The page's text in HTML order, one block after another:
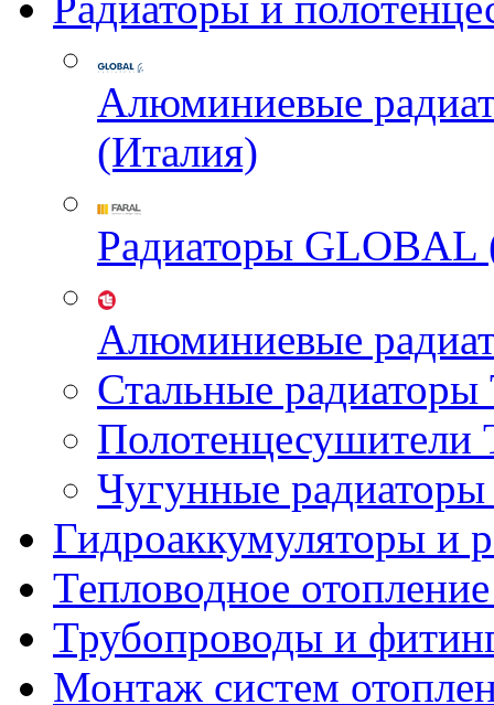
Алюминиевые
(Италия)
Радиаторы GLOBAL
Алюминиевые
Стальные
Чугунные
Гидроаккумуляторы и
Тепловодное
Трубопроводы и
Монтаж систем